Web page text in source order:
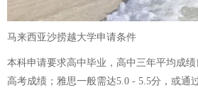
马来西亚沙捞越大学申请条件
本科申请要求高中毕业，高中三年平均成
高考成绩；雅思一般需达5.0 - 5.5分，或通